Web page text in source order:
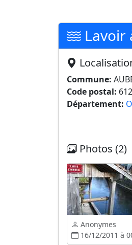
Lavoir
Commune:
Code postal:
Département:
Photos (2)
Anonymes
16/12/2011 à